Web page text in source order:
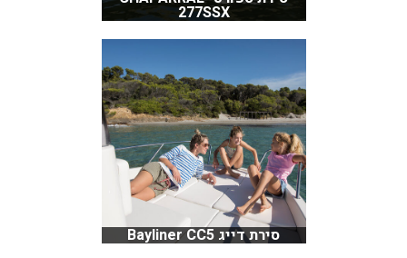
277SSX
סירת דייג Bayliner CC5